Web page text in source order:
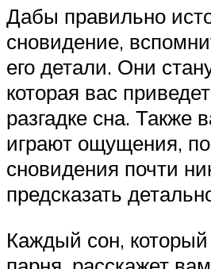
Дабы правильно
сновидение,
его детали. Они
которая вас
разгадке сна. Также
играют ощущения,
сновидения почти
предсказать
Каждый сон, который